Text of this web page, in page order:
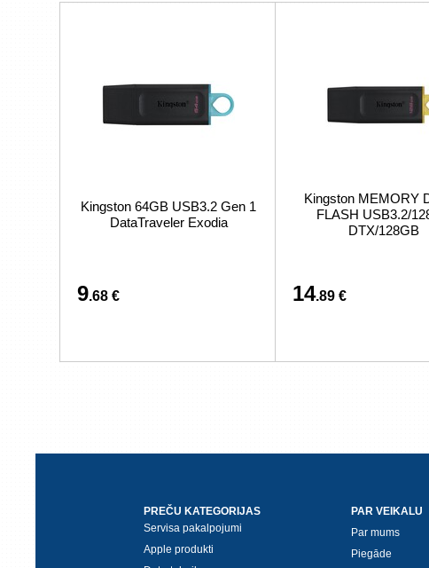
Kingston 64GB USB3.2 Gen 1
DataTraveler Exodia
9.68 €
Kingston MEMORY
FLASH USB3.2/
DTX/128GB
14.89 €
PREČU KATEGORIJAS
Servisa pakalpojumi
Apple produkti
PAR VEIKALU
Par mums
Piegāde